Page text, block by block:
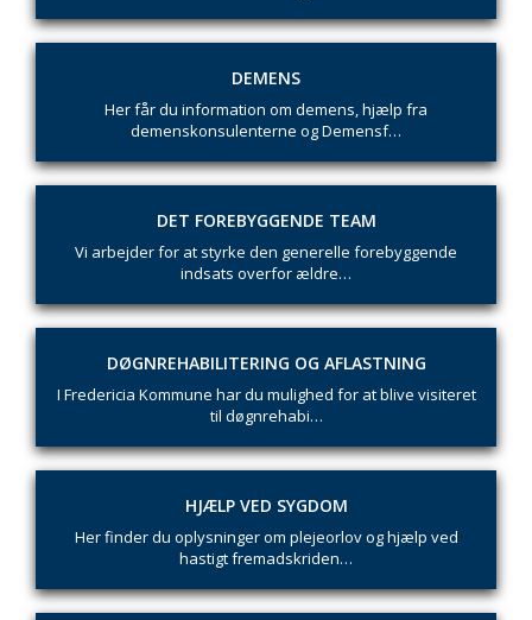
DEMENS
Her får du information om demens, hjælp fra
demenskonsulenterne og Demensf…
DET FOREBYGGENDE TEAM
Vi arbejder for at styrke den generelle forebyggende
indsats overfor ældre…
DØGNREHABILITERING OG AFLASTNING
I Fredericia Kommune har du mulighed for at blive visiteret
til døgnrehabi…
HJÆLP VED SYGDOM
Her finder du oplysninger om plejeorlov og hjælp ved
hastigt fremadskriden…